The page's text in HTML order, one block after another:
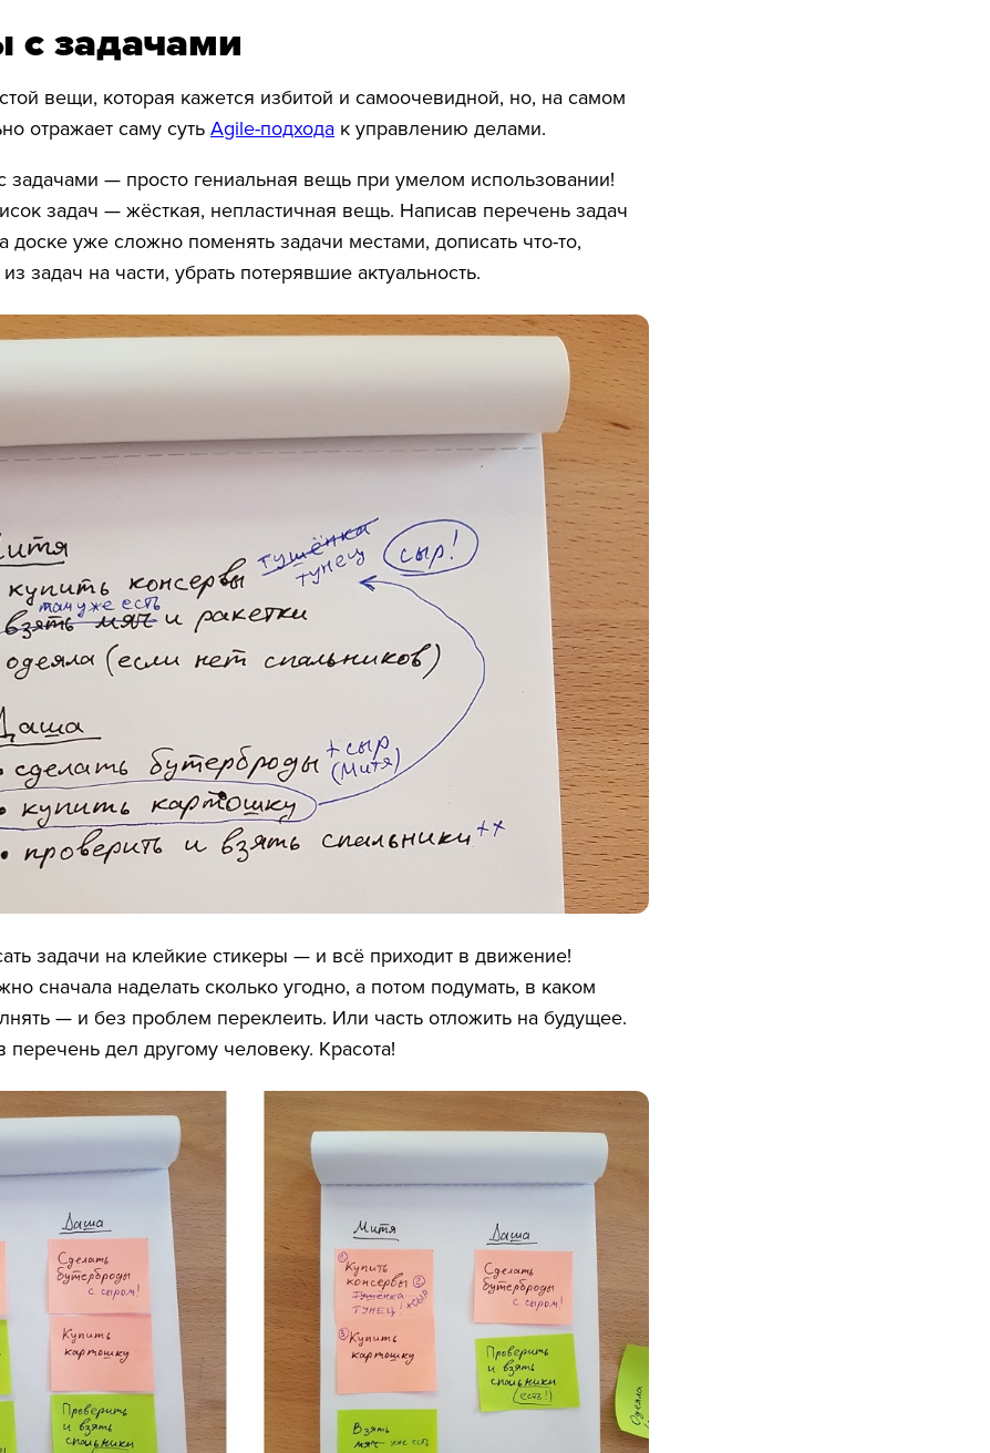
с задачами
вещи, которая кажется избитой и самоочевидной, но, на самом
отражает саму суть Agile-подхода к управлению делами.
задачами — просто гениальная вещь при умелом использовании!
задач — жёсткая, непластичная вещь. Написав перечень задач
доске уже сложно поменять задачи местами, дописать что-то,
задач на части, убрать потерявшие актуальность.
задачи на клейкие стикеры — и всё приходит в движение!
сначала наделать сколько угодно, а потом подумать, в каком
— и без проблем переклеить. Или часть отложить на будущее.
перечень дел другому человеку. Красота!